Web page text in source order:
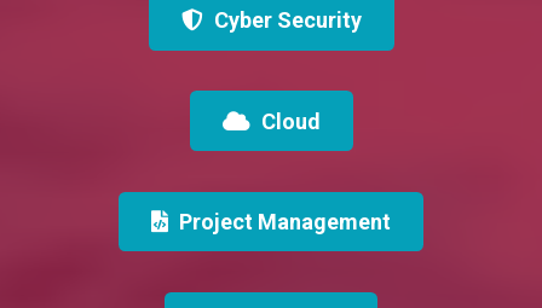
Cyber Security
Cloud
Project Management